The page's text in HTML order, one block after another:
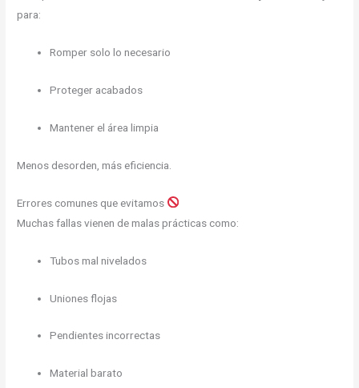
para:
Romper solo lo necesario
Proteger acabados
Mantener el área limpia
Menos desorden, más eficiencia.
Errores comunes que evitamos
Muchas fallas vienen de malas prácticas como:
Tubos mal nivelados
Uniones flojas
Pendientes incorrectas
Material barato